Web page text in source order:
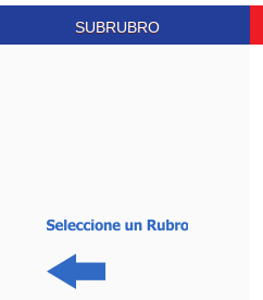
SUBRUBRO